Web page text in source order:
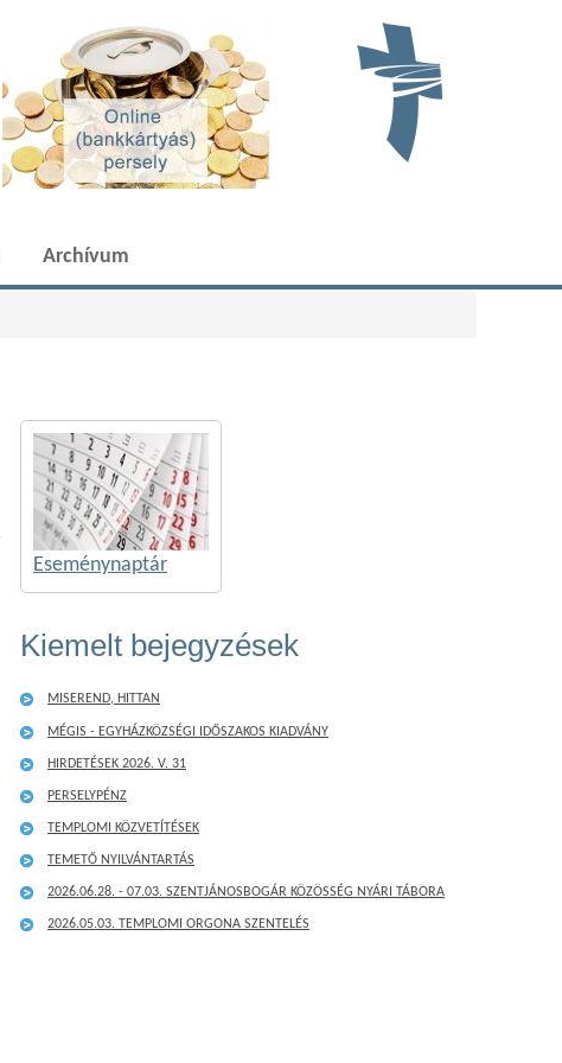
Archívum
Eseménynaptár
Kiemelt bejegyzések
MISEREND, HITTAN
MÉGIS - EGYHÁZKÖZSÉGI IDŐSZAKOS KIADVÁNY
HIRDETÉSEK 2026. V. 31
PERSELYPÉNZ
TEMPLOMI KÖZVETÍTÉSEK
TEMETŐ NYILVÁNTARTÁS
2026.06.28. - 07.03. SZENTJÁNOSBOGÁR KÖZÖSSÉG NYÁRI TÁBORA
2026.05.03. TEMPLOMI ORGONA SZENTELÉS